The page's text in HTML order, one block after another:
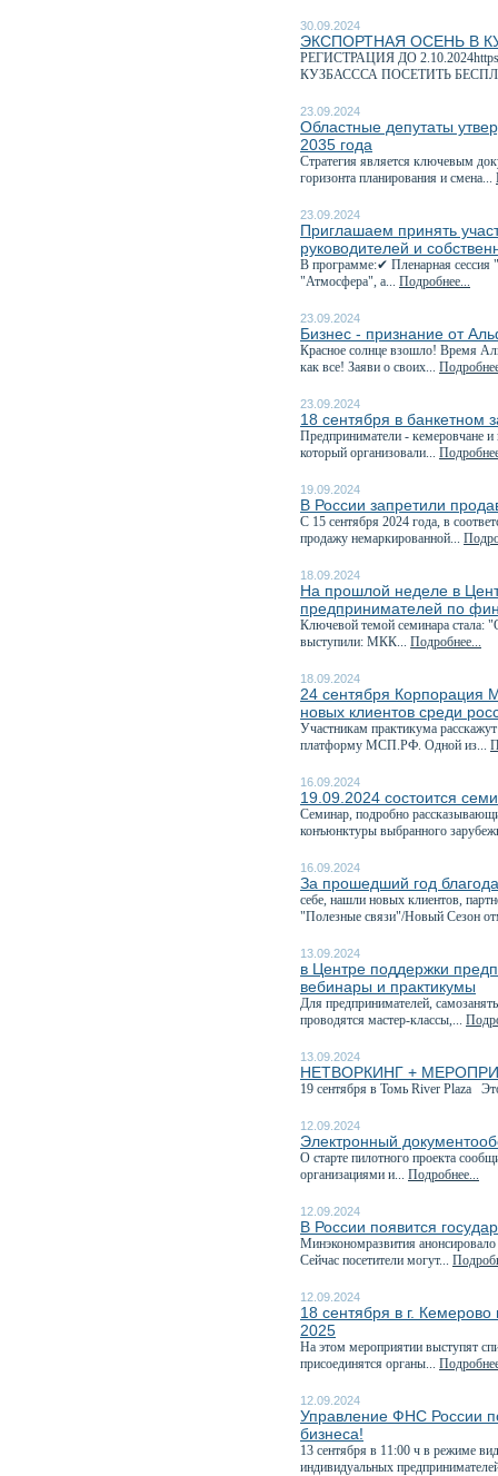
30.09.2024
ЭКСПОРТНАЯ ОСЕНЬ В
РЕГИСТРАЦИЯ ДО
КУЗБАСССА ПОСЕТИТЬ
23.09.2024
Областные депутаты
2035 года
Стратегия является ключевым
горизонта планирования и смена...
23.09.2024
Приглашаем принять
руководителей и
В программе:✔ Пленарная сессия
"Атмосфера", а... Подробнее...
23.09.2024
Бизнес - признание от
Красное солнце взошло! Время
как все! Заяви о своих...
23.09.2024
18 сентября в банкетном
Предприниматели - кемеровчане
который организовали...
19.09.2024
В России запретили
С 15 сентября 2024 года, в
продажу немаркированной...
18.09.2024
На прошлой неделе в
предпринимателей по
Ключевой темой семинара стала:
выступили: МКК... Подробнее...
18.09.2024
24 сентября Корпорация
новых клиентов среди
Участникам практикума
платформу МСП.РФ. Одной из...
16.09.2024
19.09.2024 состоится
Семинар, подробно
конъюнктуры выбранного
16.09.2024
За прошедший год
себе, нашли новых клиентов,
"Полезные связи"/Новый Сезон
13.09.2024
в Центре поддержки
вебинары и практикумы
Для предпринимателей,
проводятся мастер-классы,...
13.09.2024
НЕТВОРКИНГ +
19 сентября в Томь River Plaza
12.09.2024
Электронный
О старте пилотного проекта
организациями и... Подробнее...
12.09.2024
В России появится
Минэкономразвития
Сейчас посетители могут...
12.09.2024
18 сентября в г.
2025
На этом мероприятии выступят
присоединятся органы...
12.09.2024
Управление ФНС России
бизнеса!
13 сентября в 11:00 ч в режиме
индивидуальных